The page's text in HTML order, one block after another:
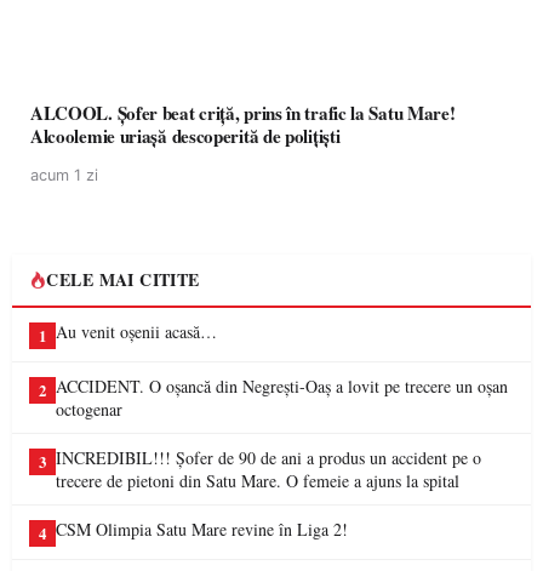
ALCOOL. Șofer beat criță, prins în trafic la Satu Mare!
Alcoolemie uriașă descoperită de polițiști
acum 1 zi
CELE MAI CITITE
1 Au venit oșenii acasă…
2 ACCIDENT. O oșancă din Negrești-Oaș a lovit pe trecere un oșan
octogenar
3 INCREDIBIL!!! Șofer de 90 de ani a produs un accident pe o
trecere de pietoni din Satu Mare. O femeie a ajuns la spital
4 CSM Olimpia Satu Mare revine în Liga 2!